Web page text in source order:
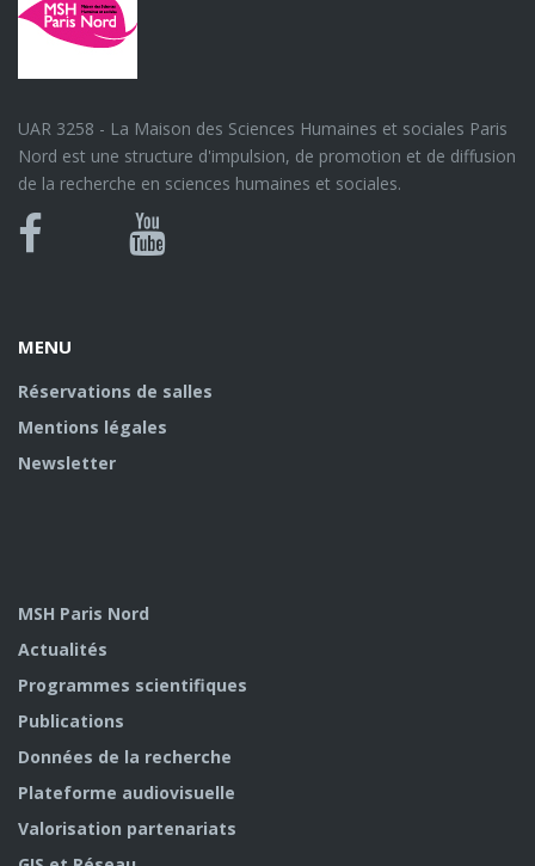
UAR 3258 - La Maison des Sciences Humaines et sociales Paris
Nord est une structure d'impulsion, de promotion et de diffusion
de la recherche en sciences humaines et sociales.
Bluesky
Canal
MENU
Réservations de salles
Mentions légales
Newsletter
MSH Paris Nord
Actualités
Programmes scientifiques
Publications
Données de la recherche
Plateforme audiovisuelle
Valorisation partenariats